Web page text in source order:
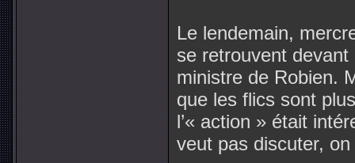
Le lendemain,
se retrouvent
ministre de Robien.
que les flics sont
l’« action » était
veut pas discuter,